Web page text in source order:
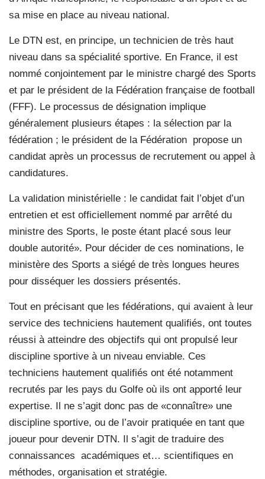
sa mise en place au niveau national.
Le DTN est, en principe, un technicien de très haut
niveau dans sa spécialité sportive. En France, il est
nommé conjointement par le ministre chargé des Sports
et par le président de la Fédération française de football
(FFF). Le processus de désignation implique
généralement plusieurs étapes : la sélection par la
fédération ; le président de la Fédération propose un
candidat après un processus de recrutement ou appel à
candidatures.
La validation ministérielle : le candidat fait l’objet d’un
entretien et est officiellement nommé par arrêté du
ministre des Sports, le poste étant placé sous leur
double autorité». Pour décider de ces nominations, le
ministère des Sports a siégé de très longues heures
pour disséquer les dossiers présentés.
Tout en précisant que les fédérations, qui avaient à leur
service des techniciens hautement qualifiés, ont toutes
réussi à atteindre des objectifs qui ont propulsé leur
discipline sportive à un niveau enviable. Ces
techniciens hautement qualifiés ont été notamment
recrutés par les pays du Golfe où ils ont apporté leur
expertise. Il ne s’agit donc pas de «connaître» une
discipline sportive, ou de l’avoir pratiquée en tant que
joueur pour devenir DTN. Il s’agit de traduire des
connaissances académiques et… scientifiques en
méthodes, organisation et stratégie.